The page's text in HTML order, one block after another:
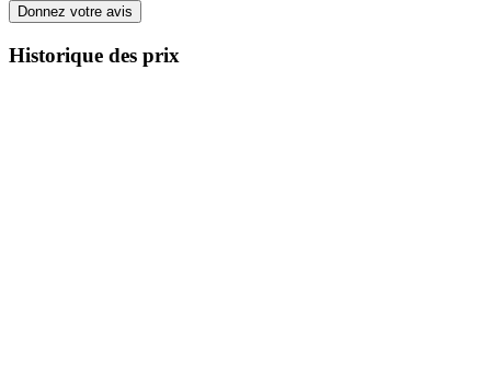
Donnez votre avis
Historique des prix